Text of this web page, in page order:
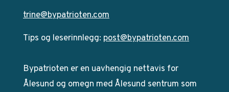
trine@bypatrioten.com
Tips og leserinnlegg: post@bypatrioten.com
Bypatrioten er en uavhengig nettavis for
Ålesund og omegn med Ålesund sentrum som